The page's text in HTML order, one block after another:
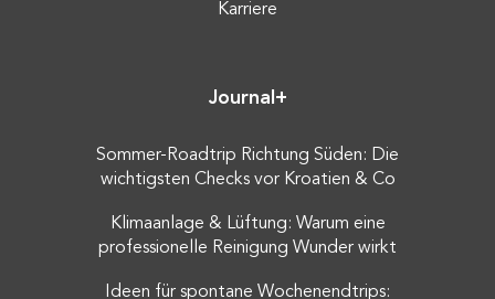
Karriere
Journal+
Sommer-Roadtrip Richtung Süden: Die
wichtigsten Checks vor Kroatien & Co
Klimaanlage & Lüftung: Warum eine
professionelle Reinigung Wunder wirkt
Ideen für spontane Wochenendtrips: